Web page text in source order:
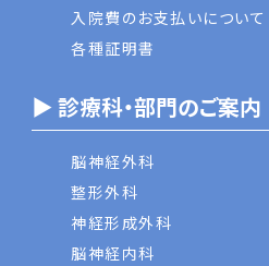
入院費のお支払いについて
各種証明書
▶ 診療科・部門のご案内
脳神経外科
整形外科
神経形成外科
脳神経内科